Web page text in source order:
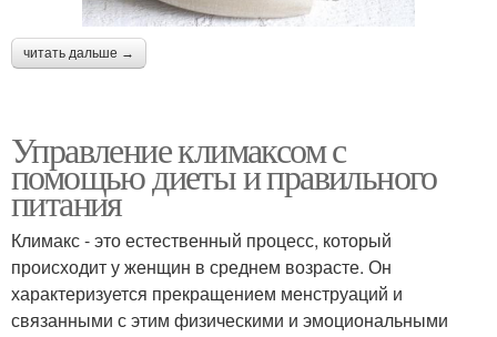
читать дальше →
Управление климаксом с
помощью диеты и правильного
питания
Климакс - это естественный процесс, который
происходит у женщин в среднем возрасте. Он
характеризуется прекращением менструаций и
связанными с этим физическими и эмоциональными